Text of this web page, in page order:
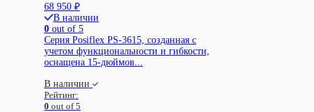
68 950 ₽
В наличии
0 out of 5
Серия Posiflex PS-3615, созданная с
учетом функциональности и гибкости,
оснащена 15-дюймов...
В наличии
Рейтинг:
0 out of 5